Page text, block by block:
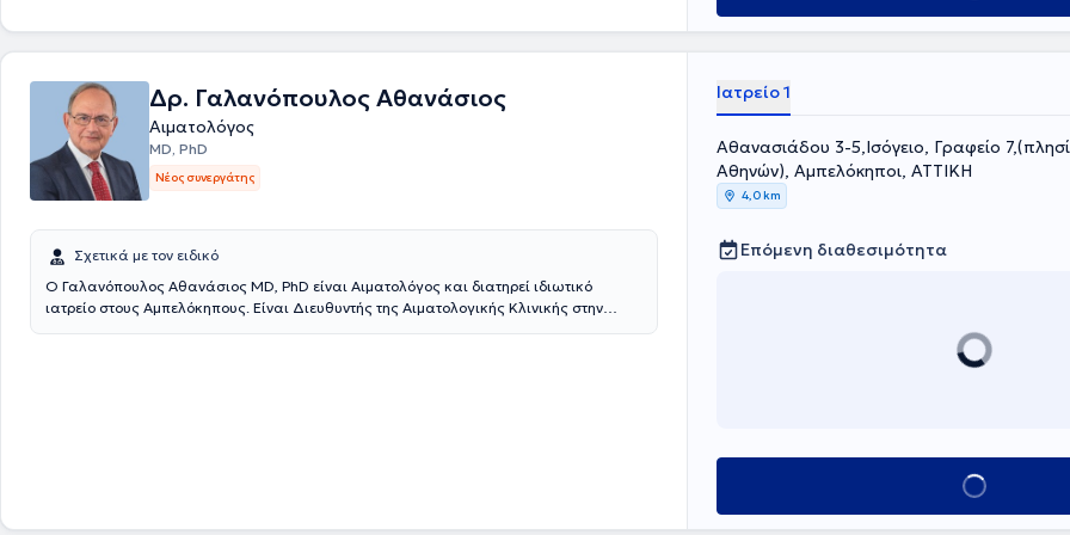
Δρ. Γαλανόπουλος Αθανάσιος
Αιματολόγος
MD, PhD
Νέος συνεργάτης
Σχετικά με τον ειδικό
Ο Γαλανόπουλος Αθανάσιος ΜD, PhD είναι Αιματολόγος και διατηρεί ιδιωτικό
ιατρείο στους Αμπελόκηπους. Είναι Διευθυντής της Αιματολογικής Κλινικής στην
Ιατρείο 1
Αθανασιάδου 3-5,Ισόγειο, Γραφείο
Αθηνών), Αμπελόκηποι, ΑΤΤΙΚΗ
4,0 km
Επόμενη διαθεσιμότητα
Κλείσε ραντεβού